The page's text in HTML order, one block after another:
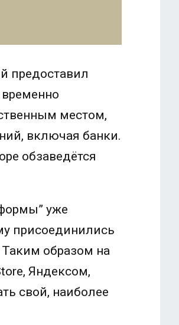
предоставил
местом,
включая банки.
обзаведётся
уже
присоединились
образом на
Яндексом,
свой, наиболее